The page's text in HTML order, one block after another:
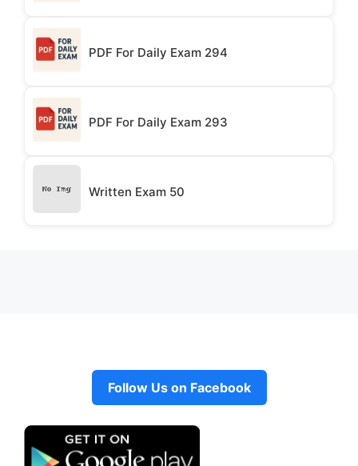
PDF For Daily Exam 294
PDF For Daily Exam 293
Written Exam 50
Follow Us on Facebook